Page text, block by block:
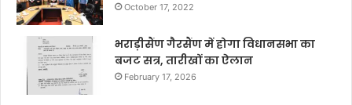
October 17, 2022
भराड़ीसैंण गैरसैंण में होगा विधानसभा का
बजट सत्र, तारीखों का ऐलान
February 17, 2026